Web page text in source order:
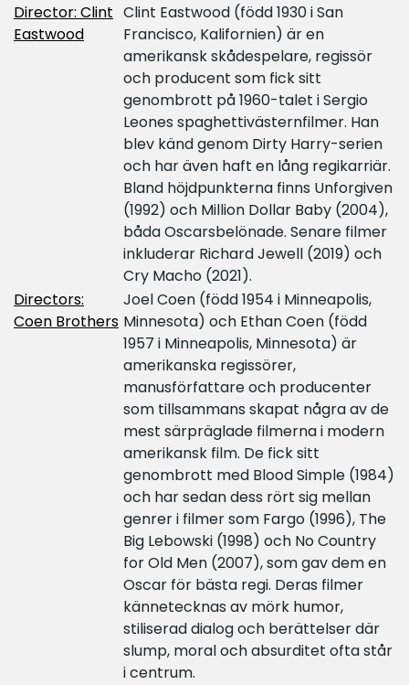
Director: Clint
Eastwood
Clint Eastwood (född 1930 i San
Francisco, Kalifornien) är en
amerikansk skådespelare, regissör
och producent som fick sitt
genombrott på 1960-talet i Sergio
Leones spaghettivästernfilmer. Han
blev känd genom Dirty Harry-serien
och har även haft en lång regikarriär.
Bland höjdpunkterna finns Unforgiven
(1992) och Million Dollar Baby (2004),
båda Oscarsbelönade. Senare filmer
inkluderar Richard Jewell (2019) och
Cry Macho (2021).
Directors:
Coen Brothers
Joel Coen (född 1954 i Minneapolis,
Minnesota) och Ethan Coen (född
1957 i Minneapolis, Minnesota) är
amerikanska regissörer,
manusförfattare och producenter
som tillsammans skapat några av de
mest särpräglade filmerna i modern
amerikansk film. De fick sitt
genombrott med Blood Simple (1984)
och har sedan dess rört sig mellan
genrer i filmer som Fargo (1996), The
Big Lebowski (1998) och No Country
for Old Men (2007), som gav dem en
Oscar för bästa regi. Deras filmer
kännetecknas av mörk humor,
stiliserad dialog och berättelser där
slump, moral och absurditet ofta står
i centrum.